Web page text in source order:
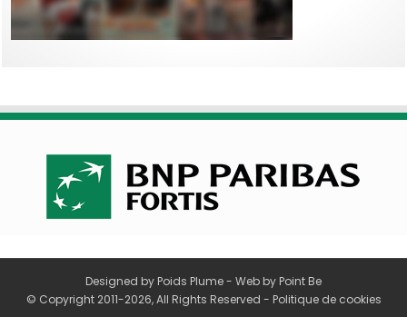
Designed by Poids Plume- Web by Point Be
© Copyright 2011-2026, All Rights Reserved - Politique de cookies